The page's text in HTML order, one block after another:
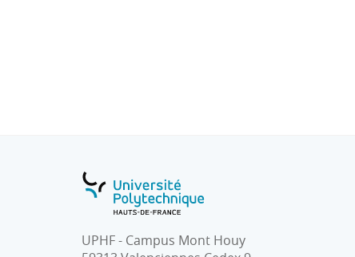
UPHF - Campus Mont Houy